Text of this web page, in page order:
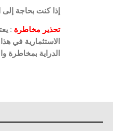
إذا كنت بحاجة
تحذير مخاطرة :
الاستثمارية في
الدراية بمخاطرة